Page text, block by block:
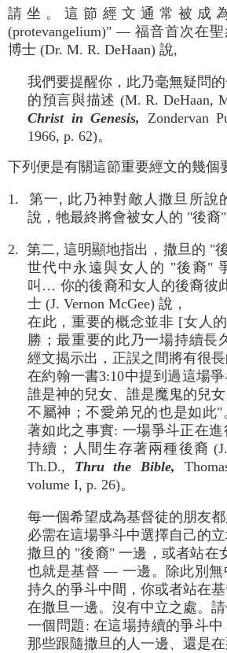
請坐。這節經文通常被成
(protevangelium)" — 福音首次在
博士 (Dr. M. R. DeHaan) 說,
我們要提醒你，此乃毫無疑問
的預言與描述 (M. R. DeHaan,
Christ in Genesis, Zondervan
1966, p. 62)。
下列便是有關這節重要經文的幾個
1. 第一, 此乃神對敵人撒旦所說
說，牠最終將會被女人的 "後裔"
2. 第二, 這明顯地指出，撒旦的 "
世代中永遠與女人的 "後裔"
叫… 你的後裔和女人的後裔彼
士 (J. Vernon McGee) 說，
在此，重要的概念並非 [女人
勝；最重要的此乃一場持續長
經文揭示出，正誤之間將有很
在約翰一書3:10中提到過這場
誰是神的兒女、誰是魔鬼的兒
不屬神；不愛弟兄的也是如此
著如此之事實: 一場爭斗正在
持續；人間生存著兩種後裔 (J.
Th.D., Thru the Bible,
volume I, p. 26)。
每一個希望成為基督徒的朋友
必需在這場爭斗中選擇自己的
撒旦的 "後裔" 一邊，或者站
也就是基督 — 一邊。除此別無
持久的爭斗中間，你或者站在
在撒旦一邊。沒有中立之處。
一個問題: 在這場持續的爭斗
那些跟隨撒旦的人一邊、還是